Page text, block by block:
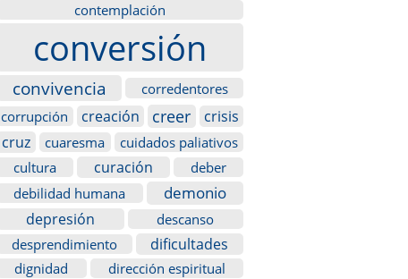
contemplación
conversión
convivencia
corredentores
corrupción
creación creer
crisis
cruz
cuaresma
cuidados paliativos
cultura
curación
deber
debilidad humana
demonio
depresión
descanso
desprendimiento
dificultades
dignidad dirección espiritual